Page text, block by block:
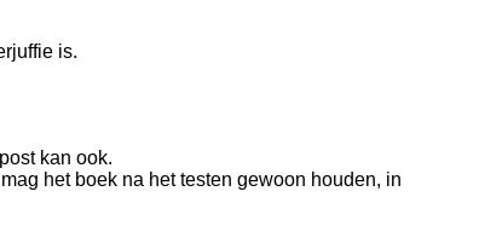
is.
kan ook.
het boek na het testen gewoon houden, in